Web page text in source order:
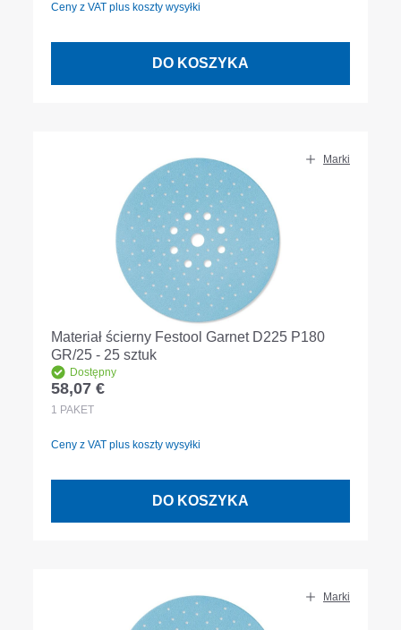
Ceny z VAT plus koszty wysyłki
DO KOSZYKA
Marki
Materiał ścierny Festool Garnet D225 P180
GR/25 - 25 sztuk
Dostępny
Cena regularna:
58,07 €
1 PAKET
Ceny z VAT plus koszty wysyłki
DO KOSZYKA
Marki